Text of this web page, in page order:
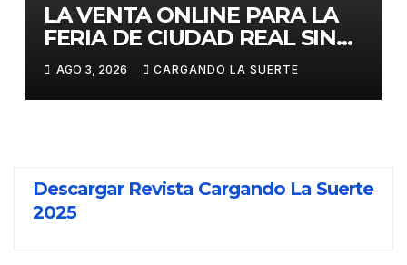
LA VENTA ONLINE PARA LA
FERIA DE CIUDAD REAL SIN
GASTOS DE GESTION HASTA
EL DOMINGO
AGO 3, 2026 CARGANDO LA SUERTE
Descargar Revista Cargando La Suerte
2025